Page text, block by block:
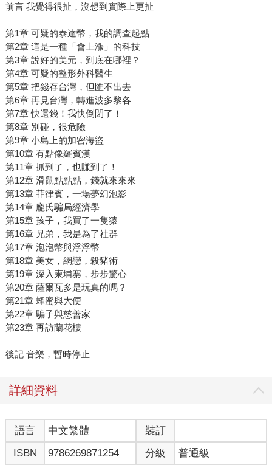
前言 我覺得很扯，沒想到實際上更扯
第1章 可疑的泰達幣，我的調查起點
第2章 這是一種「會上漲」的科技
第3章 說好的美元，到底在哪裡？
第4章 可疑的整形外科醫生
第5章 把錢存台灣，但匯不出去
第6章 再見台灣，轉進波多黎各
第7章 快還錢！我快倒閉了！
第8章 別碰，很危險
第9章 小島上的加密海盜
第10章 有點像羅賓漢
第11章 抓到了，也賺到了！
第12章 滑鼠點點點，錢就來來來
第13章 菲律賓，一場夢幻泡影
第14章 龐氏騙局經濟學
第15章 孩子，我買了一隻猿
第16章 兄弟，我是為了社群
第17章 泡泡幣與浮浮幣
第18章 美女，網戀，殺豬術
第19章 深入柬埔寨，步步驚心
第20章 薩爾瓦多是玩真的嗎？
第21章 蜂蜜與大便
第22章 騙子與慈善家
第23章 再訪蘭花樓
後記 音樂，暫時停止
詳細資料
語言 中文繁體
裝訂
ISBN
9786269871254 分級 普通級